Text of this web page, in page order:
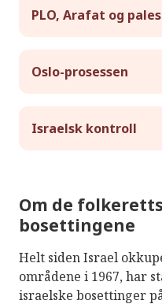
PLO, Arafat og
Oslo-prosessen
Israelsk kontroll
Om de
bosettingene
Helt siden Israel
områdene i 1967, har
israelske bosettinger